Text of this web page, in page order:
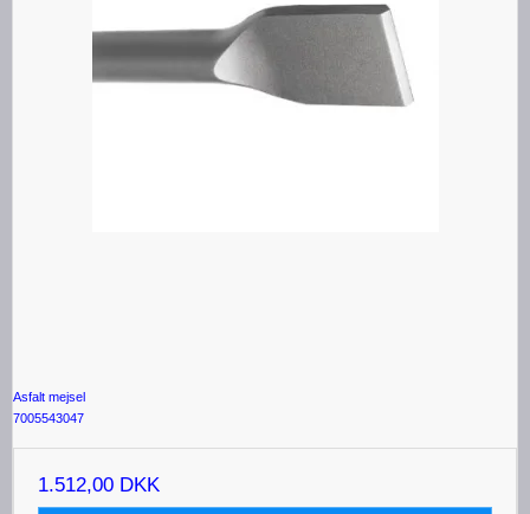
Asfalt mejsel
7005543047
1.512,00 DKK